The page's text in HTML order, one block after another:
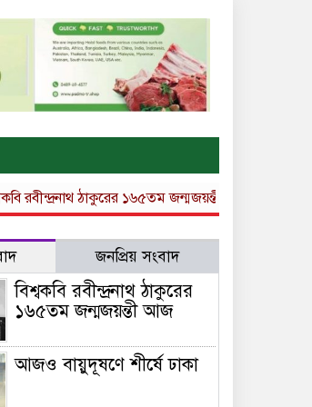
ঠাকুরের ১৬৫তম জন্মজয়ন্তী আজ
জনপ্রিয় সংবাদ
বিশ্বকবি রবীন্দ্রনাথ ঠাকুরের
১৬৫তম জন্মজয়ন্তী আজ
আজও বায়ুদূষণে শীর্ষে ঢাকা